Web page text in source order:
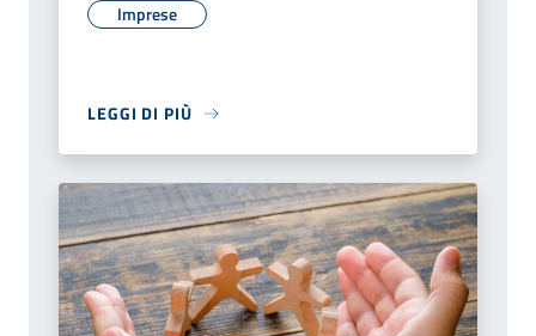
Imprese
LEGGI DI PIÙ